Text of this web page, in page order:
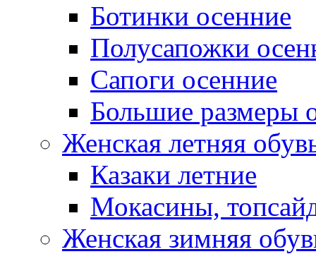
Ботинки осенние
Полусапожки
Сапоги осенние
Большие размеры
Женская летняя
Казаки летние
Мокасины,
Женская зимняя